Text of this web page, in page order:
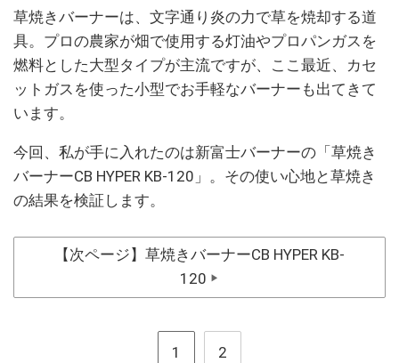
草焼きバーナーは、文字通り炎の力で草を焼却する道
具。プロの農家が畑で使用する灯油やプロパンガスを
燃料とした大型タイプが主流ですが、ここ最近、カセ
ットガスを使った小型でお手軽なバーナーも出てきて
います。
今回、私が手に入れたのは新富士バーナーの「草焼き
バーナーCB HYPER KB-120」。その使い心地と草焼き
の結果を検証します。
【次ページ】草焼きバーナーCB HYPER KB-
120
▶
1 2